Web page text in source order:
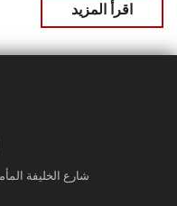
اقرأ المزيد
شارع الخليفة